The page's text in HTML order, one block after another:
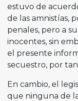
estuvo de
de las amnistías,
penales, pero a
inocentes, sin
el presente
secuestro, por
En cambio, el
que ninguna de